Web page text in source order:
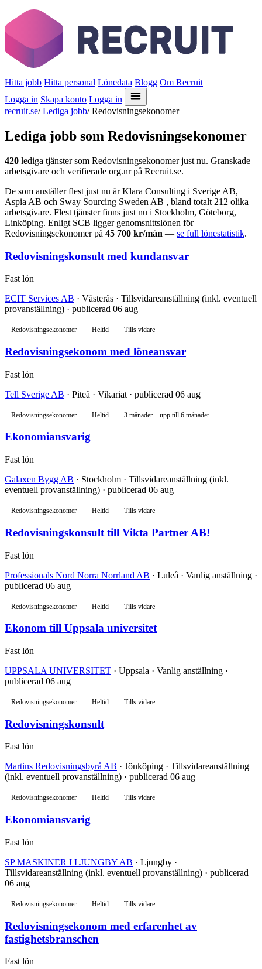
Hitta jobb Hitta personal Lönedata Blogg Om Recruit
Logga in Skapa konto Logga in
recruit.se/ Lediga jobb/ Redovisningsekonomer
Lediga jobb som Redovisningsekonomer
420 lediga tjänster som Redovisningsekonomer just nu. Granskade
arbetsgivare och verifierade org.nr på Recruit.se.
De som anställer flest just nu är Klara Consulting i Sverige AB,
Aspia AB och Sway Sourcing Sweden AB , bland totalt 212 olika
arbetsgivare. Flest tjänster finns just nu i Stockholm, Göteborg,
Linköping. Enligt SCB ligger genomsnittslönen för
Redovisningsekonomer på 45 700 kr/mån — se full lönestatistik.
Redovisningskonsult med kundansvar
Fast lön
ECIT Services AB · Västerås · Tillsvidareanställning (inkl. eventuell
provanställning) · publicerad 06 aug
Redovisningsekonomer Heltid Tills vidare
Redovisningsekonom med löneansvar
Fast lön
Tell Sverige AB · Piteå · Vikariat · publicerad 06 aug
Redovisningsekonomer Heltid 3 månader – upp till 6 månader
Ekonomiansvarig
Fast lön
Galaxen Bygg AB · Stockholm · Tillsvidareanställning (inkl.
eventuell provanställning) · publicerad 06 aug
Redovisningsekonomer Heltid Tills vidare
Redovisningskonsult till Vikta Partner AB!
Fast lön
Professionals Nord Norra Norrland AB · Luleå · Vanlig anställning ·
publicerad 06 aug
Redovisningsekonomer Heltid Tills vidare
Ekonom till Uppsala universitet
Fast lön
UPPSALA UNIVERSITET · Uppsala · Vanlig anställning ·
publicerad 06 aug
Redovisningsekonomer Heltid Tills vidare
Redovisningskonsult
Fast lön
Martins Redovisningsbyrå AB · Jönköping · Tillsvidareanställning
(inkl. eventuell provanställning) · publicerad 06 aug
Redovisningsekonomer Heltid Tills vidare
Ekonomiansvarig
Fast lön
SP MASKINER I LJUNGBY AB · Ljungby ·
Tillsvidareanställning (inkl. eventuell provanställning) · publicerad
06 aug
Redovisningsekonomer Heltid Tills vidare
Redovisningsekonom med erfarenhet av
fastighetsbranschen
Fast lön